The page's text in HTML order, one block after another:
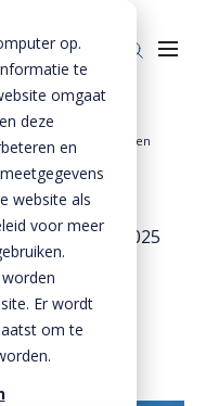
op.
te
omgaat
deze
en
website als
voor meer
Er wordt
om te
met keerwanden
2 december 2025